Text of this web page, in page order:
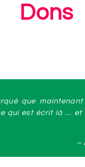
Dons
que
qui est écrit là … et
–